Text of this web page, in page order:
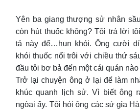
Yên ba giang thượng sử nhân
còn hút thuốc không? Tôi trả lời
tả này để…hun khói. Ông cười
khói thuốc nổi trôi với chiều thứ
đầu tôi bơ bả đến một cái quán
Trở lại chuyện ông ở lại để làm
khúc quanh lịch sử. Vì biết ông
ngòai ấy. Tôi hỏi ông các sử gia